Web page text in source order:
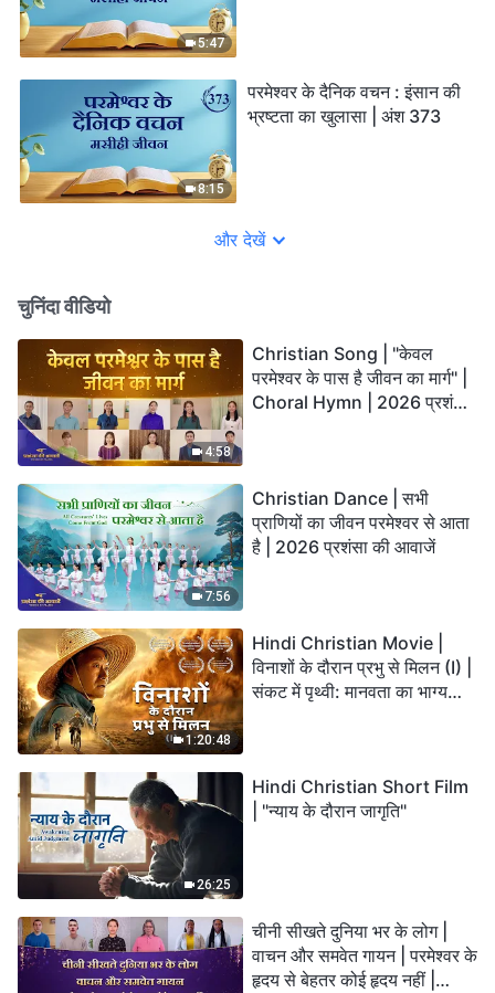
5:47
8:15
परमेश्वर के दैनिक वचन : इंसान की
भ्रष्टता का खुलासा | अंश 373
और देखें
चुनिंदा वीडियो
4:58
Christian Song | "केवल
परमेश्वर के पास है जीवन का मार्ग" |
Choral Hymn | 2026 प्रशंसा
7:56
Christian Dance | सभी
प्राणियों का जीवन परमेश्वर से आता
है | 2026 प्रशंसा की आवाजें
1:20:48
Hindi Christian Movie |
विनाशों के दौरान प्रभु से मिलन (I) |
संकट में पृथ्वी: मानवता का भाग्य
26:25
Hindi Christian Short Film
| "न्याय के दौरान जागृति"
चीनी सीखते दुनिया भर के लोग |
वाचन और समवेत गायन | परमेश्वर के
हृदय से बेहतर कोई हृदय नहीं |